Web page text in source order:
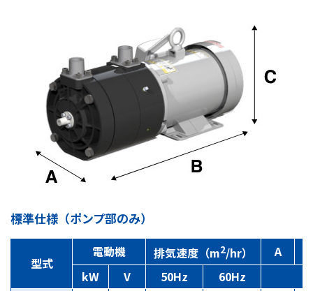
標準仕様（ポンプ部のみ）
型式
電動機 排気速度（m2/hr） A
kW
V 50Hz 60Hz